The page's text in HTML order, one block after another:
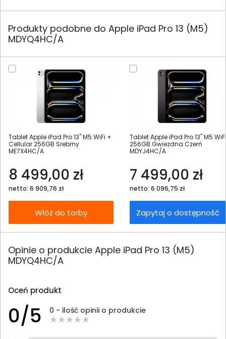
Produkty podobne do Apple iPad Pro 13 (M5)
MDYQ4HC/A
Tablet Apple iPad Pro 13" M5 WiFi +
Cellular 256GB Srebrny
ME7X4HC/A
8 499,00 zł
netto: 6 909,76 zł
Włóż do torby
Tablet Apple iPad Pro 13" M5 WiFi
256GB Gwiezdna Czerń
MDYJ4HC/A
7 499,00 zł
netto: 6 096,75 zł
Zapytaj o dostępność
Opinie o produkcie Apple iPad Pro 13 (M5)
MDYQ4HC/A
Oceń produkt
0/5 0 - ilość opinii o produkcie